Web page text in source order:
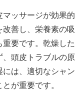
ッサージが効果的
善し、栄養素の吸
要です。乾燥した
、頭皮トラブルの原
には、適切なシャン
が重要です。